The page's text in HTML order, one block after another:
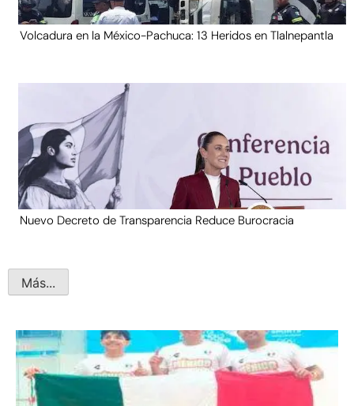
Volcadura en la México-Pachuca: 13 Heridos en Tlalnepantla
Nuevo Decreto de Transparencia Reduce Burocracia
Más...